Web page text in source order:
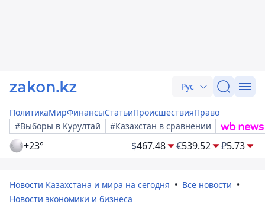
Рус
ПолитикаМирФинансыСтатьиПроисшествияПраво
#Выборы в Курултай
#Казахстан в сравнении
+23° $467.48 €539.52 ₽5.73
Новости Казахстана и мира на сегодня
Все новости
Новости экономики и бизнеса